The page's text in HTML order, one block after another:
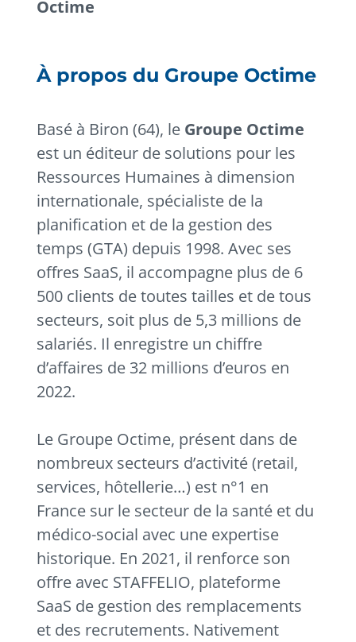
Octime
À propos du Groupe Octime
Basé à Biron (64), le Groupe Octime
est un éditeur de solutions pour les
Ressources Humaines à dimension
internationale, spécialiste de la
planification et de la gestion des
temps (GTA) depuis 1998. Avec ses
offres SaaS, il accompagne plus de 6
500 clients de toutes tailles et de tous
secteurs, soit plus de 5,3 millions de
salariés. Il enregistre un chiffre
d’affaires de 32 millions d’euros en
2022.
Le Groupe Octime, présent dans de
nombreux secteurs d’activité (retail,
services, hôtellerie…) est n°1 en
France sur le secteur de la santé et du
médico-social avec une expertise
historique. En 2021, il renforce son
offre avec STAFFELIO, plateforme
SaaS de gestion des remplacements
et des recrutements. Nativement